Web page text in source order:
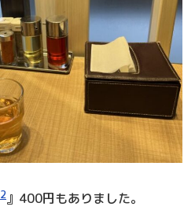
2』400円もありました。